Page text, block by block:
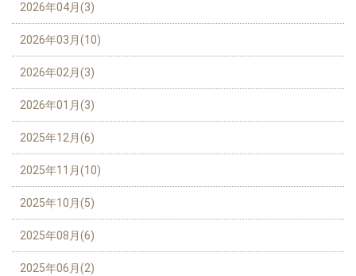
2026年04月(3)
2026年03月(10)
2026年02月(3)
2026年01月(3)
2025年12月(6)
2025年11月(10)
2025年10月(5)
2025年08月(6)
2025年06月(2)